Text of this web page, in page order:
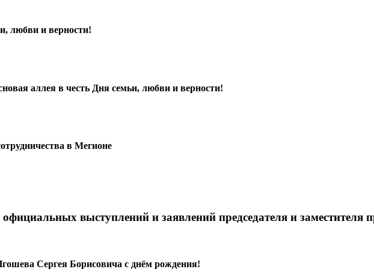
любви и верности!
аллея в честь Дня семьи, любви и верности!
в Мегионе
выступлений и заявлений председателя и заместителя
Сергея Борисовича с днём рождения!